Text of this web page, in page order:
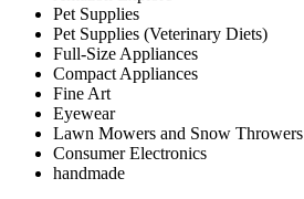
Pet Supplies
Pet Supplies (Veterinary Diets)
Full-Size Appliances
Compact Appliances
Fine Art
Eyewear
Lawn Mowers and Snow Throwers
Consumer Electronics
handmade